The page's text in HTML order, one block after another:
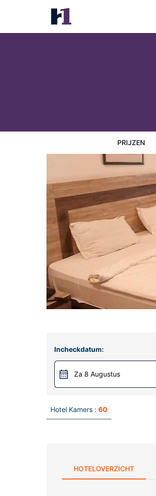
PRIJZEN
Etranger Resorts
Prijzen
Incheckdatum:
Za 8 Augustus
Hotel Kamers : 60
HOTELOVERZICHT